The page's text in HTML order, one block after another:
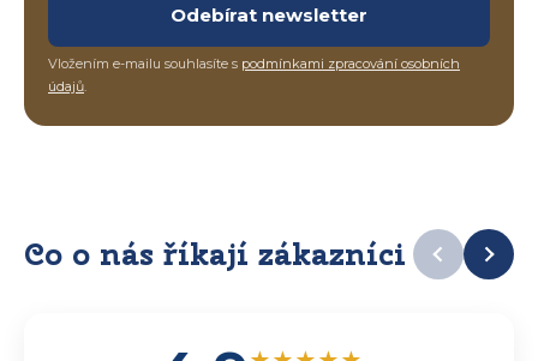
Odebírat newsletter
Vložením e-mailu souhlasíte s podmínkami zpracování osobních
údajů.
Co o nás říkají zákazníci